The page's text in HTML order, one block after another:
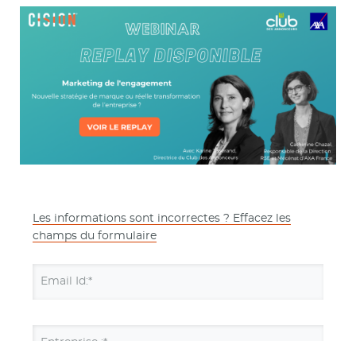
Les informations sont incorrectes ? Effacez les
champs du formulaire
Email Id:*